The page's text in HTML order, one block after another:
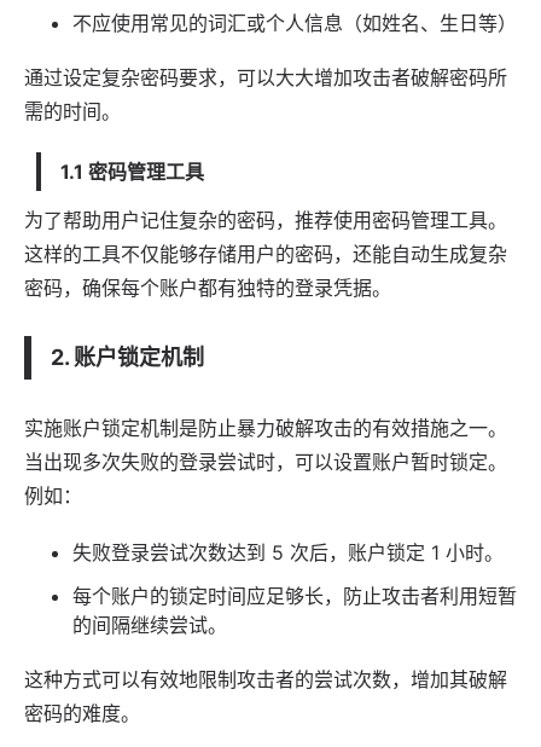
不应使用常见的词汇或个人信息（如姓名、生日等）
通过设定复杂密码要求，可以大大增加攻击者破解密码所
需的时间。
1.1 密码管理工具
为了帮助用户记住复杂的密码，推荐使用密码管理工具。
这样的工具不仅能够存储用户的密码，还能自动生成复杂
密码，确保每个账户都有独特的登录凭据。
2. 账户锁定机制
实施账户锁定机制是防止暴力破解攻击的有效措施之一。
当出现多次失败的登录尝试时，可以设置账户暂时锁定。
例如：
失败登录尝试次数达到 5 次后，账户锁定 1 小时。
每个账户的锁定时间应足够长，防止攻击者利用短暂
的间隔继续尝试。
这种方式可以有效地限制攻击者的尝试次数，增加其破解
密码的难度。